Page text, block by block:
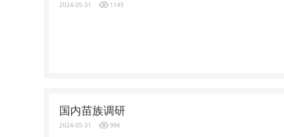
2024-05-31 1145
国内苗族调研
2024-05-31 996